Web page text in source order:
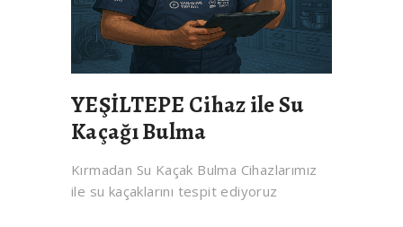
YEŞİLTEPE Cihaz ile Su
Kaçağı Bulma
Kırmadan Su Kaçak Bulma Cihazlarımız
ile su kaçaklarını tespit ediyoruz